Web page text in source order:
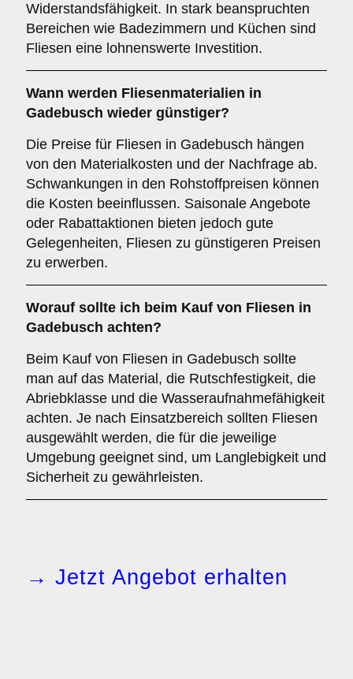
Widerstandsfähigkeit. In stark beanspruchten
Bereichen wie Badezimmern und Küchen sind
Fliesen eine lohnenswerte Investition.
Wann werden Fliesenmaterialien in
Gadebusch wieder günstiger?
Die Preise für Fliesen in Gadebusch hängen
von den Materialkosten und der Nachfrage ab.
Schwankungen in den Rohstoffpreisen können
die Kosten beeinflussen. Saisonale Angebote
oder Rabattaktionen bieten jedoch gute
Gelegenheiten, Fliesen zu günstigeren Preisen
zu erwerben.
Worauf sollte ich beim Kauf von Fliesen in
Gadebusch achten?
Beim Kauf von Fliesen in Gadebusch sollte
man auf das Material, die Rutschfestigkeit, die
Abriebklasse und die Wasseraufnahmefähigkeit
achten. Je nach Einsatzbereich sollten Fliesen
ausgewählt werden, die für die jeweilige
Umgebung geeignet sind, um Langlebigkeit und
Sicherheit zu gewährleisten.
→ Jetzt Angebot erhalten